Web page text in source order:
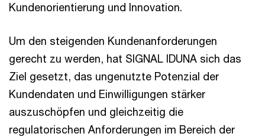
Kundenorientierung und Innovation.
Um den steigenden Kundenanforderungen
gerecht zu werden, hat SIGNAL IDUNA sich das
Ziel gesetzt, das ungenutzte Potenzial der
Kundendaten und Einwilligungen stärker
auszuschöpfen und gleichzeitig die
regulatorischen Anforderungen im Bereich der